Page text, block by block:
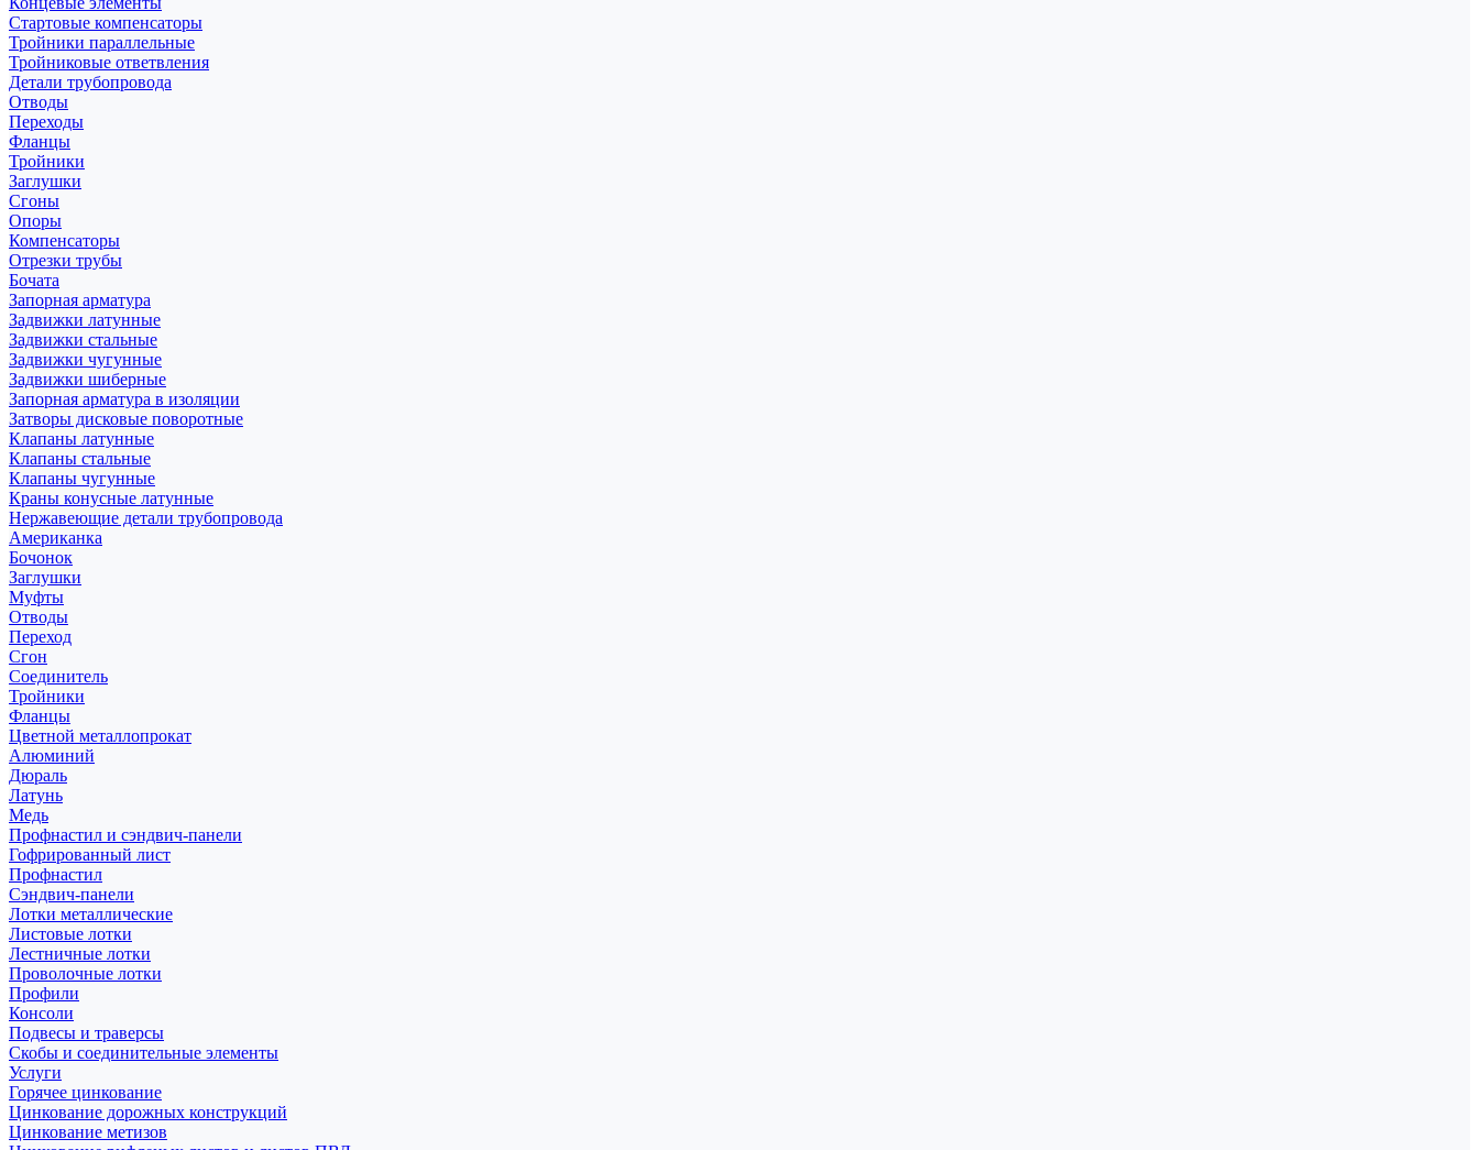
Стартовые компенсаторы
Тройники параллельные
Тройниковые ответвления
Детали трубопровода
Отводы
Переходы
Фланцы
Тройники
Заглушки
Сгоны
Опоры
Компенсаторы
Отрезки трубы
Бочата
Запорная арматура
Задвижки латунные
Задвижки стальные
Задвижки чугунные
Задвижки шиберные
Запорная арматура в изоляции
Затворы дисковые поворотные
Клапаны латунные
Клапаны стальные
Клапаны чугунные
Краны конусные латунные
Нержавеющие детали трубопровода
Американка
Бочонок
Заглушки
Муфты
Отводы
Переход
Сгон
Соединитель
Тройники
Фланцы
Цветной металлопрокат
Алюминий
Дюраль
Латунь
Медь
Профнастил и сэндвич-панели
Гофрированный лист
Профнастил
Сэндвич-панели
Лотки металлические
Листовые лотки
Лестничные лотки
Проволочные лотки
Профили
Консоли
Подвесы и траверсы
Скобы и соединительные элементы
Услуги
Горячее цинкование
Цинкование дорожных конструкций
Цинкование метизов